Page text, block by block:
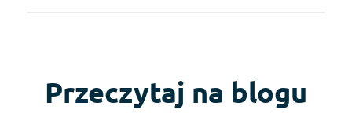
Przeczytaj na blogu